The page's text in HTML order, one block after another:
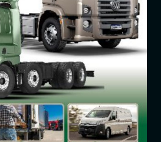
Entrar